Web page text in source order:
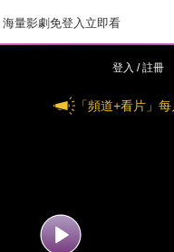
量影劇免登入立即看
登入 / 註冊
「頻道+看片」